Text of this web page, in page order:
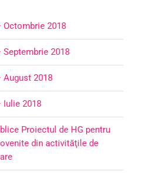
2018
2018
2018
Iulie 2018
Proiectul de HG pentru
din activităţile de